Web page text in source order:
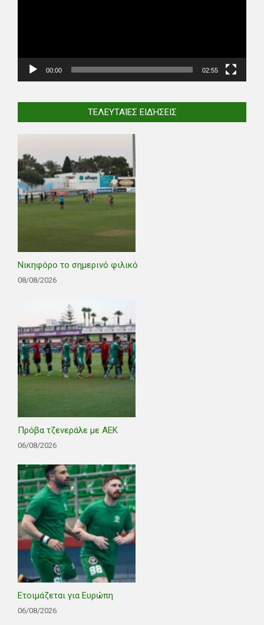
00:00 02:55
ΤΕΛΕΥΤΑΊΕΣ ΕΙΔΉΣΕΙΣ
Νικηφόρο το σημερινό φιλικό
08/08/2026
Πρόβα τζενεράλε με ΑΕΚ
06/08/2026
Ετοιμάζεται για Ευρώπη
06/08/2026